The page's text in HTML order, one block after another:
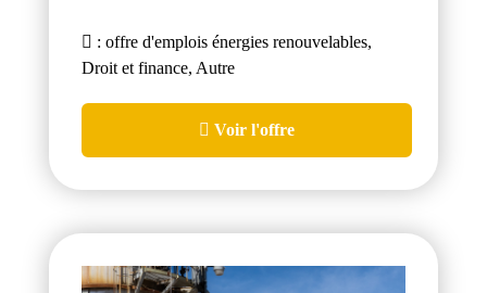
: offre d'emplois énergies renouvelables,
Droit et finance, Autre
Voir l'offre